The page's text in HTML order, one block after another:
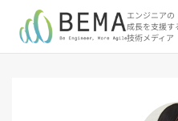
エンジニアの
成長を支援す
技術メディア
「アジャイル開発/ス
「DevOps/クラウド
「AI」の記事一覧を
「バックエンド」の
「Flutter/モバイル」
「Jamstack/フロン
「others」の記事一